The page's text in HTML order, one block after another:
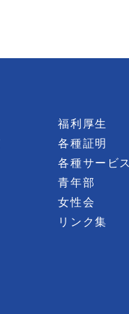
福利厚生
各種証明
各種サービ
青年部
女性会
リンク集